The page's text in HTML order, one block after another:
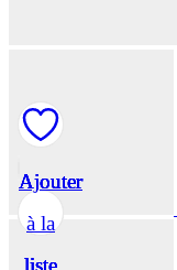
Ajouter
à la
liste
Ajouter
à la
liste
Ajouter
à la
liste
Ajouter
à la
liste
Ajouter
à la
liste